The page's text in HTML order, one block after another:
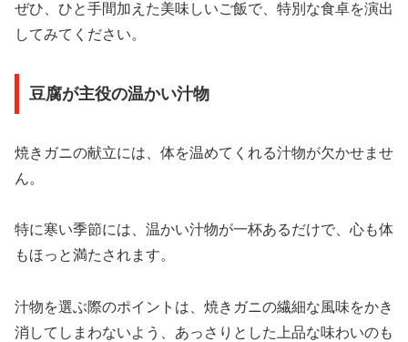
ぜひ、ひと手間加えた美味しいご飯で、特別な食卓を演出
してみてください。
豆腐が主役の温かい汁物
焼きガニの献立には、体を温めてくれる汁物が欠かせませ
ん。
特に寒い季節には、温かい汁物が一杯あるだけで、心も体
もほっと満たされます。
汁物を選ぶ際のポイントは、焼きガニの繊細な風味をかき
消してしまわないよう、あっさりとした上品な味わいのも